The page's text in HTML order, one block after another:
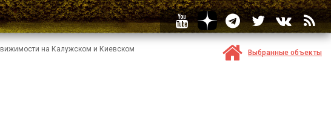
на Калужском и Киевском
Выбранные объекты